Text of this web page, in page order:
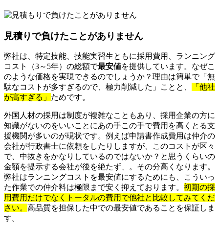
見積りで負けたことがありません
弊社は、特定技能、技能実習生ともに採用費用、ランニング
コスト（3～5年）の総額で最安値を提供しています。なぜこ
のような価格を実現できるのでしょうか？理由は簡単で「無
駄なコストが多すぎるので、極力削減した」ことと、
「他社
が高すぎる」 ためです。
外国人材の採用は制度が複雑なこともあり、採用企業の方に
知識がないのをいいことにあの手この手で費用を高くとる支
援機関が多いのが現状です。例えば申請書作成費用は仲介の
会社が行政書士に依頼をしたりしますが、このコストが区々
で、中抜きをかなりしているのではないか？と思うくらいの
金額を提示する会社が後を絶たず、。その分高くなります。
弊社はランニングコストを最安値にするためにも、こういっ
た作業での仲介料は極限まで安く抑えております。 初期の採
用費用だけでなくトータルの費用で他社と比較してみてくだ
さい。 高品質を担保した中での最安値であることを保証しま
す。